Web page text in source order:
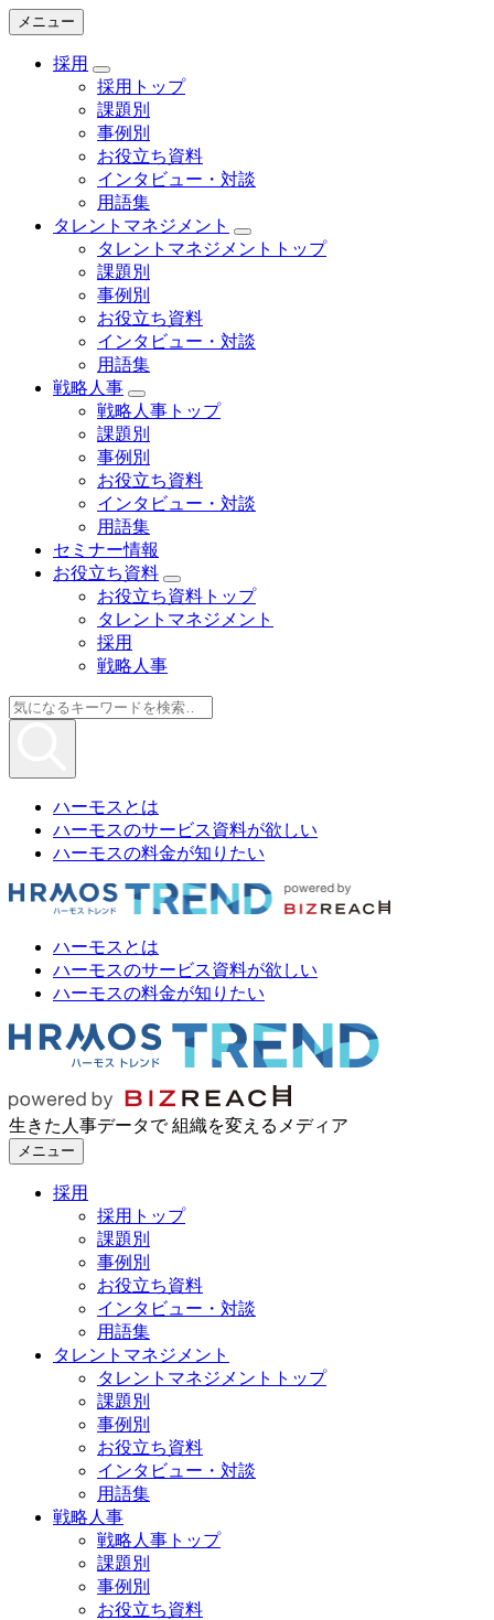
メニュー
採用
採用トップ
課題別
事例別
お役立ち資料
インタビュー・対談
用語集
タレントマネジメント
タレントマネジメントトップ
課題別
事例別
お役立ち資料
インタビュー・対談
用語集
戦略人事
戦略人事トップ
課題別
事例別
お役立ち資料
インタビュー・対談
用語集
セミナー情報
お役立ち資料
お役立ち資料トップ
タレントマネジメント
採用
戦略人事
ハーモスとは
ハーモスのサービス資料が欲しい
ハーモスの料金が知りたい
ハーモスとは
ハーモスのサービス資料が欲しい
ハーモスの料金が知りたい
生きた人事データで 組織を変えるメディア
メニュー
採用
採用トップ
課題別
事例別
お役立ち資料
インタビュー・対談
用語集
タレントマネジメント
タレントマネジメントトップ
課題別
事例別
お役立ち資料
インタビュー・対談
用語集
戦略人事
戦略人事トップ
課題別
事例別
お役立ち資料